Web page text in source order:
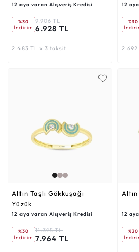
12 aya varan Alışveriş Kredisi
%30
İndirim
9.906 TL
6.928 TL
2.483 TL x 3 taksit
12
%30
Altın Taşlı Gökkuşağı
Yüzük
12 aya varan Alışveriş Kredisi
%30
İndirim
11.395 TL
7.964 TL
12
%30